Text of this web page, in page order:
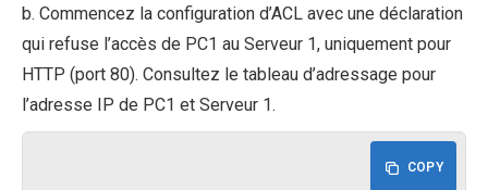
b. Commencez la configuration d’ACL avec une déclaration
qui refuse l’accès de PC1 au Serveur 1, uniquement pour
HTTP (port 80). Consultez le tableau d’adressage pour
l’adresse IP de PC1 et Serveur 1.
COPY